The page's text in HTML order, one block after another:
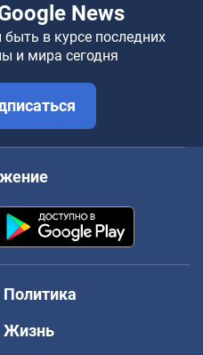
News
в курсе последних
и мира сегодня
Политика
Жизнь